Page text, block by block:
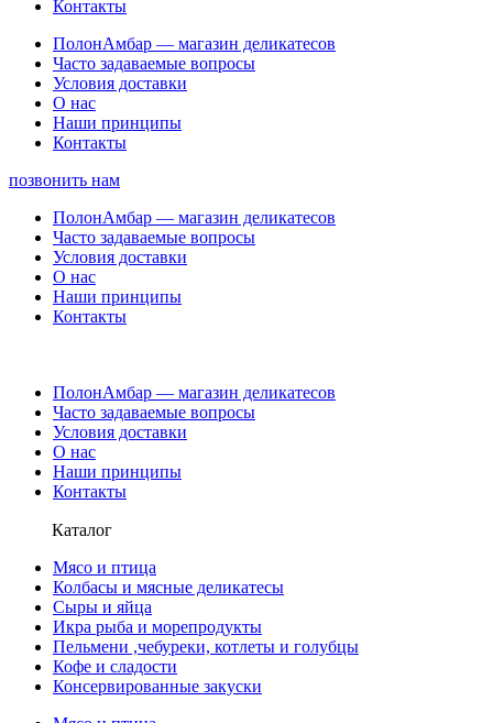
Контакты
ПолонАмбар — магазин деликатесов
Часто задаваемые вопросы
Условия доставки
О нас
Наши принципы
Контакты
позвонить нам
ПолонАмбар — магазин деликатесов
Часто задаваемые вопросы
Условия доставки
О нас
Наши принципы
Контакты
ПолонАмбар — магазин деликатесов
Часто задаваемые вопросы
Условия доставки
О нас
Наши принципы
Контакты
Каталог
Мясо и птица
Колбасы и мясные деликатесы
Сыры и яйца
Икра рыба и морепродукты
Пельмени ,чебуреки, котлеты и голубцы
Кофе и сладости
Консервированные закуски